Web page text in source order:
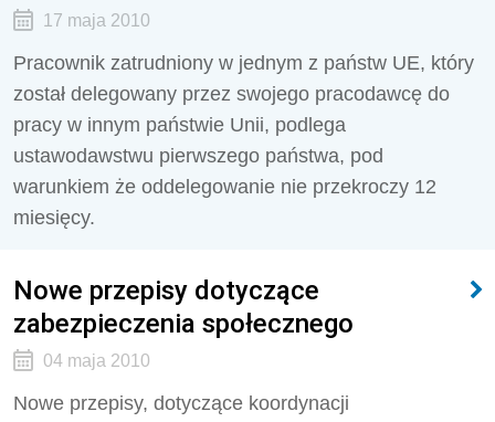
17 maja 2010
Pracownik zatrudniony w jednym z państw UE, który
został delegowany przez swojego pracodawcę do
pracy w innym państwie Unii, podlega
ustawodawstwu pierwszego państwa, pod
warunkiem że oddelegowanie nie przekroczy 12
miesięcy.
Nowe przepisy dotyczące
zabezpieczenia społecznego
04 maja 2010
Nowe przepisy, dotyczące koordynacji